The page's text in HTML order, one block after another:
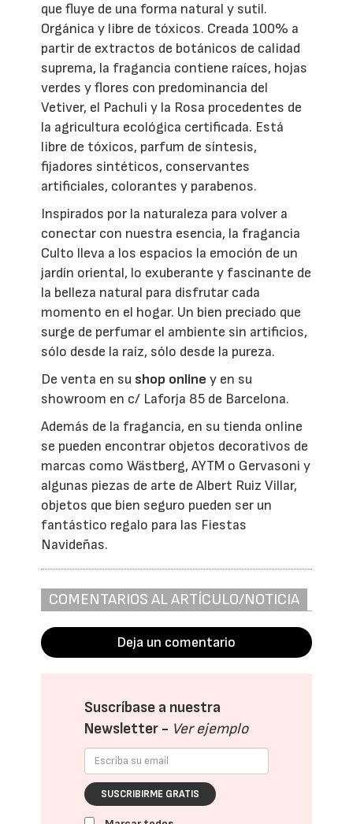
que fluye de una forma natural y sutil.
Orgánica y libre de tóxicos. Creada 100% a
partir de extractos de botánicos de calidad
suprema, la fragancia contiene raíces, hojas
verdes y flores con predominancia del
Vetiver, el Pachuli y la Rosa procedentes de
la agricultura ecológica certificada. Está
libre de tóxicos, parfum de síntesis,
fijadores sintéticos, conservantes
artificiales, colorantes y parabenos.
Inspirados por la naturaleza para volver a
conectar con nuestra esencia, la fragancia
Culto lleva a los espacios la emoción de un
jardín oriental, lo exuberante y fascinante de
la belleza natural para disfrutar cada
momento en el hogar. Un bien preciado que
surge de perfumar el ambiente sin artificios,
sólo desde la raíz, sólo desde la pureza.
De venta en su shop online y en su
showroom en c/ Laforja 85 de Barcelona.
Además de la fragancia, en su tienda online
se pueden encontrar objetos decorativos de
marcas como Wästberg, AYTM o Gervasoni y
algunas piezas de arte de Albert Ruiz Villar,
objetos que bien seguro pueden ser un
fantástico regalo para las Fiestas
Navideñas.
COMENTARIOS AL ARTÍCULO/NOTICIA
Deja un comentario
Suscríbase a nuestra
Newsletter - Ver ejemplo
SUSCRIBIRME GRATIS